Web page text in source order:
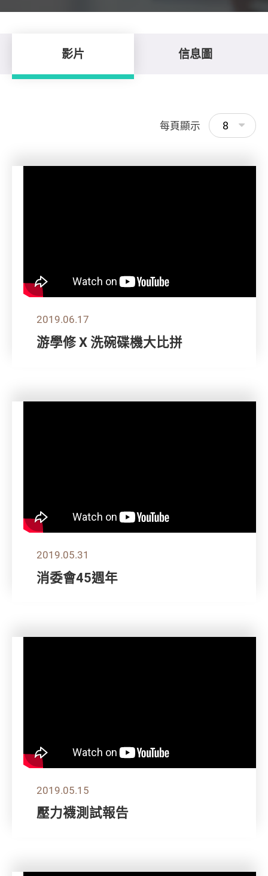
影片 信息圖
每頁顯示 8
2019.06.17
游學修 X 洗碗碟機大比拼
2019.05.31
消委會45週年
2019.05.15
壓力襪測試報告